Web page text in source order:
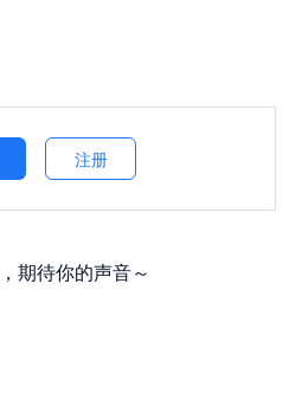
注册
期待你的声音～